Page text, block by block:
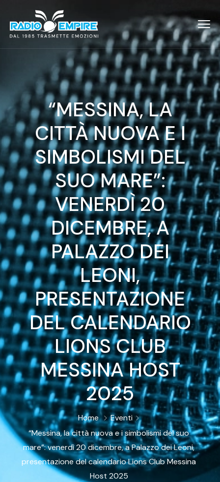
“MESSINA, LA
CITTÀ NUOVA E I
SIMBOLISMI DEL
SUO MARE”:
VENERDÌ 20
DICEMBRE, A
PALAZZO DEI
LEONI,
PRESENTAZIONE
DEL CALENDARIO
LIONS CLUB
MESSINA HOST
2025
Home
Eventi
“Messina, la città nuova e i simbolismi del suo
mare”: venerdì 20 dicembre, a Palazzo dei Leoni,
presentazione del calendario Lions Club Messina
Host 2025